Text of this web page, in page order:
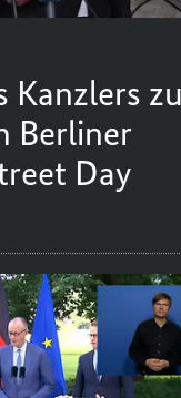
Kanzlers
Berliner
Day